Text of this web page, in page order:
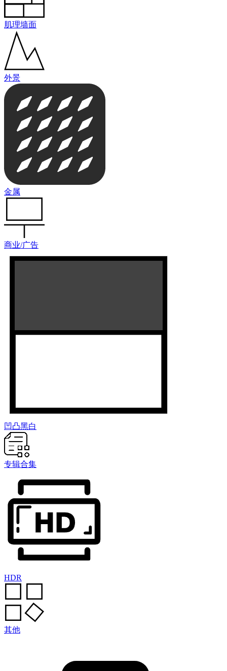
肌理墙面
外景
金属
商业/广告
凹凸黑白
专辑合集
HDR
其他